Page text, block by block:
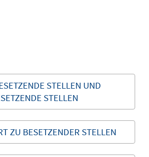
STELLEN UND
STELLEN
ZU BESETZENDER STELLEN